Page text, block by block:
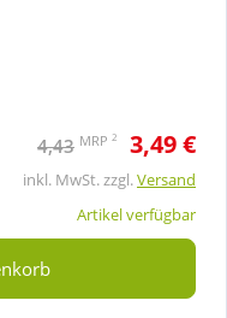
4,43 MRP 2 3,49 €
inkl. MwSt. zzgl.Versand
Artikel verfügbar